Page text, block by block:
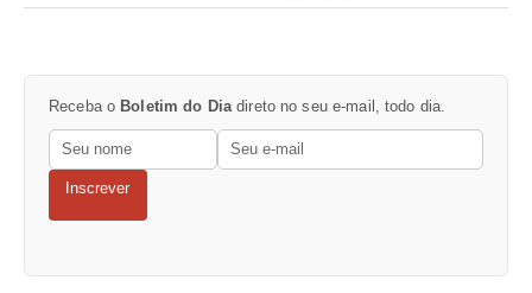
Receba o Boletim do Diadireto no seu e-mail, todo dia.
Inscrever